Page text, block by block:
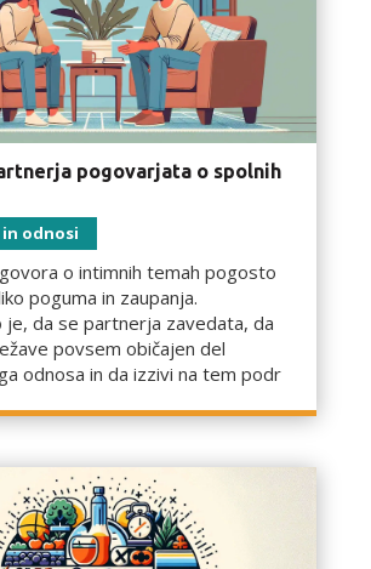
pogovarjata o spolnih
odnosi
o intimnih temah pogosto
poguma in zaupanja.
je, da se partnerja zavedata, da
povsem običajen del
odnosa in da izzivi na tem podr